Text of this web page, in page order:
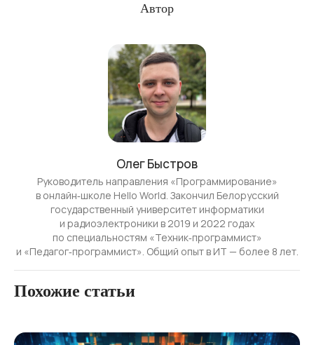
Автор
Олег Быстров
Руководитель направления «Программирование»
в онлайн‑школе Hello World. Закончил Белорусский
государственный университет информатики
и радиоэлектроники в 2019 и 2022 годах
по специальностям «Техник‑программист»
и «Педагог‑программист». Общий опыт в ИТ — более 8 лет.
Похожие статьи